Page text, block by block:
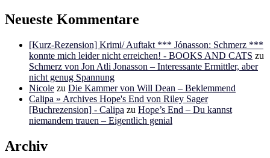
Neueste Kommentare
[Kurz-Rezension] Krimi/ Auftakt *** Jónasson: Schmerz ***
konnte mich leider nicht erreichen! - BOOKS AND CATS zu
Schmerz von Jon Atli Jonasson – Interessante Ermittler, aber
nicht genug Spannung
Nicole zu Die Kammer von Will Dean – Beklemmend
Calipa » Archives Hope's End von Riley Sager
[Buchrezension] - Calipa zu Hope’s End – Du kannst
niemandem trauen – Eigentlich genial
Archiv